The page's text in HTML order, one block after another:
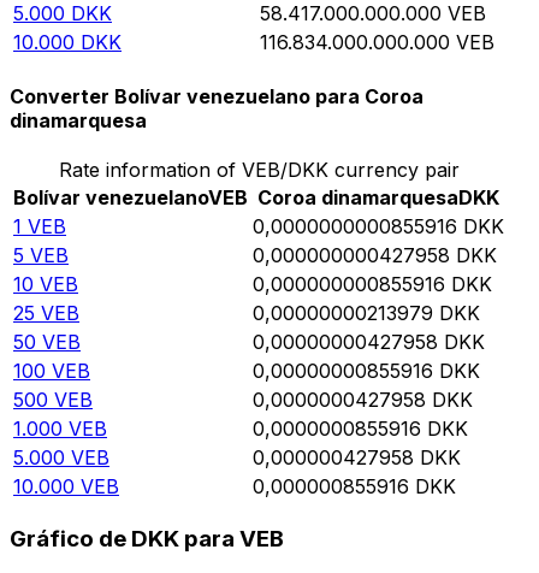
5.000 DKK 58.417.000.000.000 VEB
10.000 DKK 116.834.000.000.000 VEB
Converter Bolívar venezuelano para Coroa
dinamarquesa
Rate information of VEB/DKK currency pair
Bolívar venezuelanoVEB Coroa dinamarquesaDKK
1 VEB 0,0000000000855916 DKK
5 VEB 0,000000000427958 DKK
10 VEB 0,000000000855916 DKK
25 VEB 0,00000000213979 DKK
50 VEB 0,00000000427958 DKK
100 VEB 0,00000000855916 DKK
500 VEB 0,0000000427958 DKK
1.000 VEB 0,0000000855916 DKK
5.000 VEB 0,000000427958 DKK
10.000 VEB 0,000000855916 DKK
Gráfico de DKK para VEB